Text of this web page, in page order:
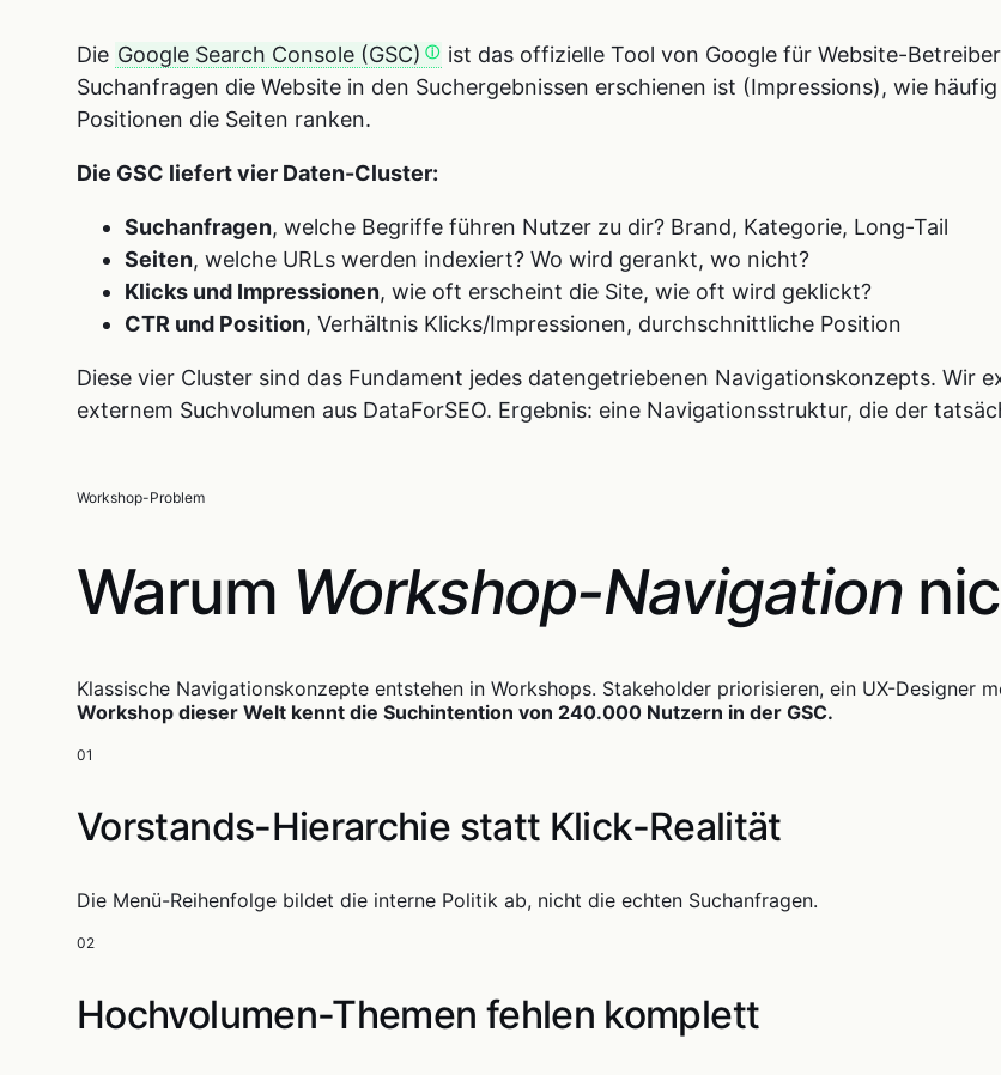
Die Google Search Console (GSC)
ist das offizielle Tool von Google für Website-
Suchanfragen die Website in den Suchergebnissen erschienen ist (Impressions), wie
Positionen die Seiten ranken.
Die GSC liefert vier Daten-Cluster:
Suchanfragen, welche Begriffe führen Nutzer zu dir? Brand, Kategorie, Long-Tail
Seiten, welche URLs werden indexiert? Wo wird gerankt, wo nicht?
Klicks und Impressionen, wie oft erscheint die Site, wie oft wird geklickt?
CTR und Position, Verhältnis Klicks/Impressionen, durchschnittliche Position
Diese vier Cluster sind das Fundament jedes datengetriebenen Navigationskonzepts. Wir
externem Suchvolumen aus DataForSEO. Ergebnis: eine Navigationsstruktur, die der
Workshop-Problem
Warum Workshop-Navigation
Klassische Navigationskonzepte entstehen in Workshops. Stakeholder priorisieren, ein UX-Designer
Workshop dieser Welt kennt die Suchintention von 240.000 Nutzern in der GSC.
01
Vorstands-Hierarchie statt Klick-Realität
Die Menü-Reihenfolge bildet die interne Politik ab, nicht die echten Suchanfragen.
02
Hochvolumen-Themen fehlen komplett